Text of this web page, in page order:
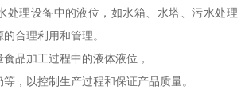
处理设备中的液位，如水箱、水塔、污水处理
合理利用和管理。
品加工过程中的液体液位，
，以控制生产过程和保证产品质量。